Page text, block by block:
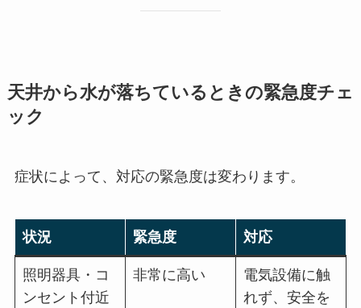
天井から水が落ちているときの緊急度チェ
ック
症状によって、対応の緊急度は変わります。
状況 緊急度 対応
照明器具・コ
ンセント付近
非常に高い
電気設備に触
れず、安全を